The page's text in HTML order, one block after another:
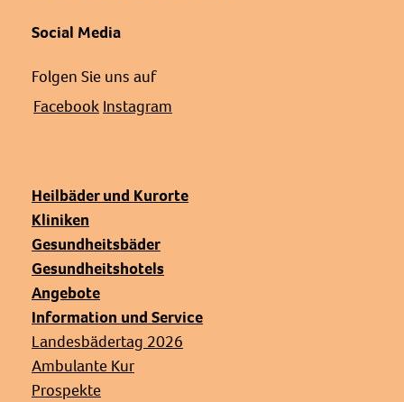
Social Media
Folgen Sie uns auf
Facebook Instagram
Heilbäder und Kurorte
Kliniken
Gesundheitsbäder
Gesundheitshotels
Angebote
Information und Service
Landesbädertag 2026
Ambulante Kur
Prospekte